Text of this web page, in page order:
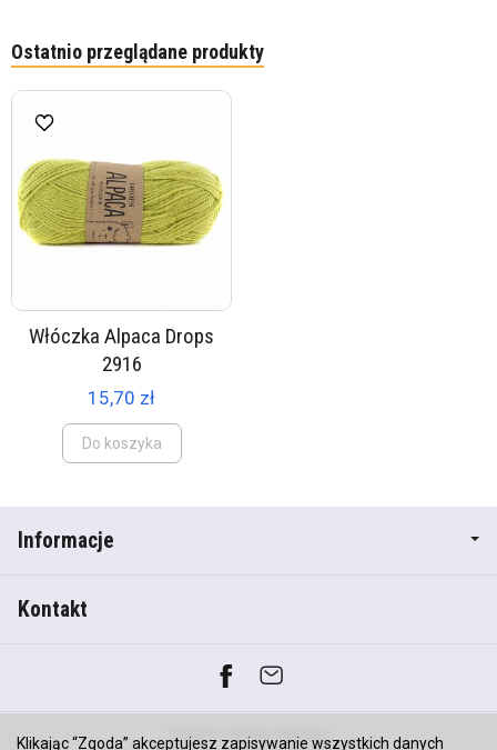
Ostatnio przeglądane produkty
Włóczka Alpaca Drops
2916
15,70 zł
Do koszyka
Informacje
Kontakt
*) brutto +
koszty dostawy
Klikając “Zgoda” akceptujesz zapisywanie wszystkich danych